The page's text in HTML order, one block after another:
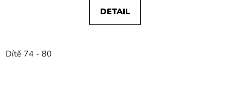
DETAIL
Dítě 74 - 80